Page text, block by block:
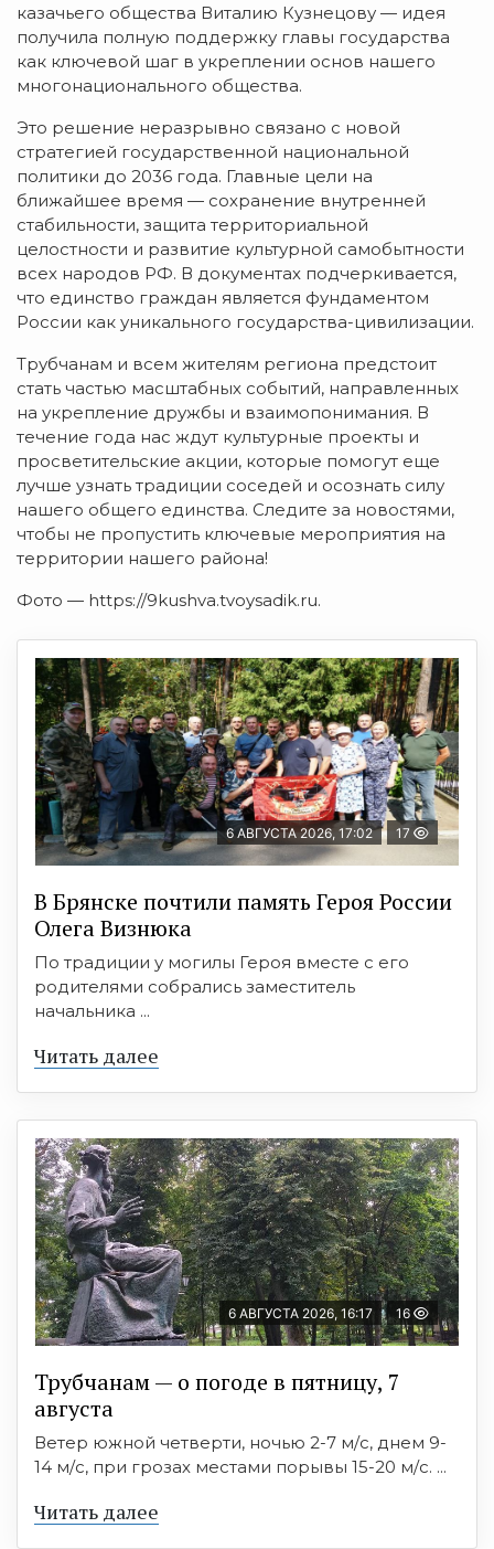
казачьего общества Виталию Кузнецову — идея
получила полную поддержку главы государства
как ключевой шаг в укреплении основ нашего
многонационального общества.
​Это решение неразрывно связано с новой
стратегией государственной национальной
политики до 2036 года. Главные цели на
ближайшее время — сохранение внутренней
стабильности, защита территориальной
целостности и развитие культурной самобытности
всех народов РФ. В документах подчеркивается,
что единство граждан является фундаментом
России как уникального государства-цивилизации.
​Трубчанам и всем жителям региона предстоит
стать частью масштабных событий, направленных
на укрепление дружбы и взаимопонимания. В
течение года нас ждут культурные проекты и
просветительские акции, которые помогут еще
лучше узнать традиции соседей и осознать силу
нашего общего единства. Следите за новостями,
чтобы не пропустить ключевые мероприятия на
территории нашего района!
Фото — https://9kushva.tvoysadik.ru.
6 АВГУСТА 2026, 17:02 17
В Брянске почтили память Героя России
Олега Визнюка
По традиции у могилы Героя вместе с его
родителями собрались заместитель
начальника ...
Читать далее
6 АВГУСТА 2026, 16:17 16
Трубчанам — о погоде в пятницу, 7
августа
Ветер южной четверти, ночью 2-7 м/с, днем 9-
14 м/с, при грозах местами порывы 15-20 м/с. ...
Читать далее